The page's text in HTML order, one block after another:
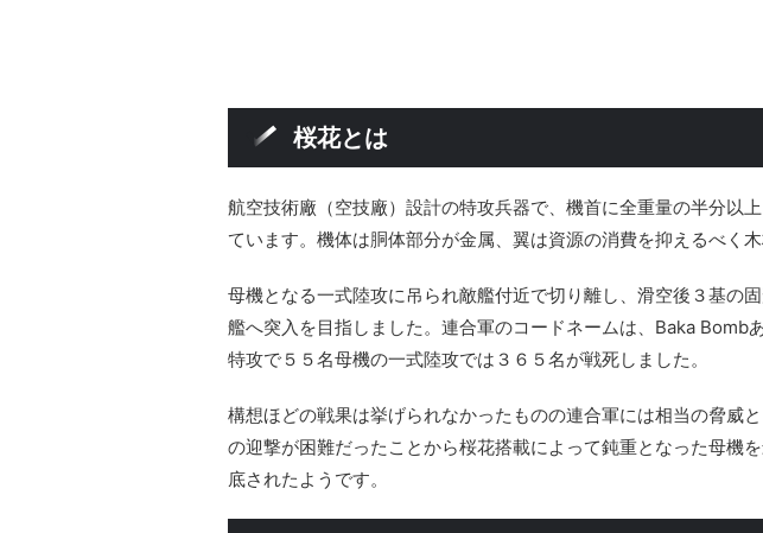
桜花とは
航空技術廠（空技廠）設計の特攻兵器で、機首に全重量の半分以
ています。機体は胴体部分が金属、翼は資源の消費を抑えるべく木
母機となる一式陸攻に吊られ敵艦付近で切り離し、滑空後３基の
艦へ突入を目指しました。連合軍のコードネームは、Baka Bomb
特攻で５５名母機の一式陸攻では３６５名が戦死しました。
構想ほどの戦果は挙げられなかったものの連合軍には相当の脅威
の迎撃が困難だったことから桜花搭載によって鈍重となった母機
底されたようです。